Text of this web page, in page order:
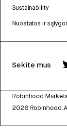
Sustainability
Nuostatos ir
Sekite mus
Robinhood
2026 Robinhood.